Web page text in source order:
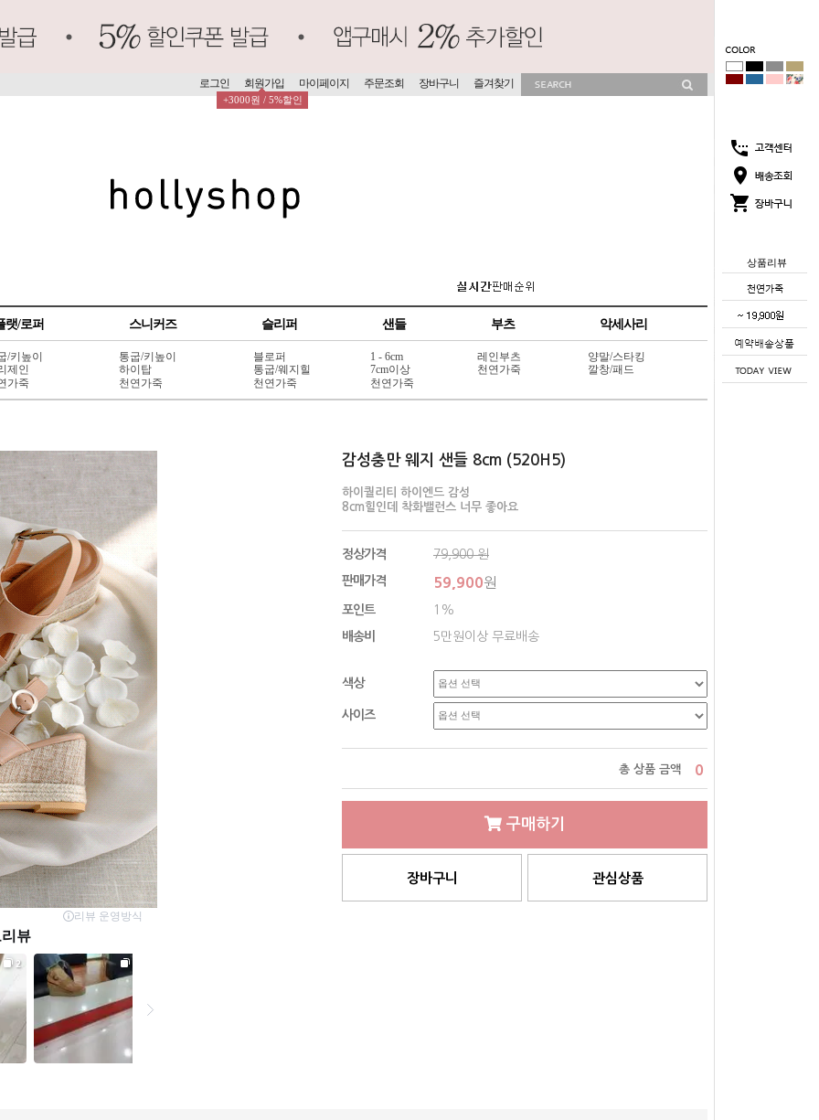
상품리뷰
로그인 회원가입
+3000원 / 5%할인
마이페이지 주문조회 장바구니 즐겨찾기
랫/로퍼 스니커즈 슬리퍼 샌들 부츠 악세사리
/키높이
제인
가죽
통굽/키높이
하이탑
천연가죽
블로퍼
통굽/웨지힐
천연가죽
1 - 6cm
7cm이상
천연가죽
레인부츠
천연가죽
양말/스타킹
깔창/패드
감성충만 웨지 샌들 8cm (520H5)
하이퀄리티 하이엔드 감성
8cm힐인데 착화밸런스 너무 좋아요
정상가격 79,900원
판매가격 59,900원
포인트 1%
배송비 5만원이상 무료배송
색상
사이즈
총 상품 금액 0
구매하기
장바구니 관심상품